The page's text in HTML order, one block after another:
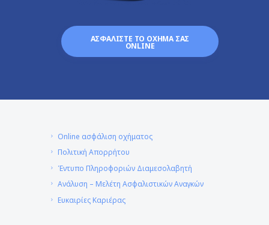
ΑΣΦΑΛΙΣΤΕ ΤΟ ΟΧΗΜΑ ΣΑΣ
ONLINE
Online ασφάλιση οχήματος
Πολιτική Απορρήτου
Έντυπο Πληροφοριών Διαμεσολαβητή
Ανάλυση – Μελέτη Ασφαλιστικών Αναγκών
Ευκαιρίες Καριέρας